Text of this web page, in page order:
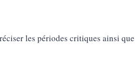
les périodes critiques ainsi